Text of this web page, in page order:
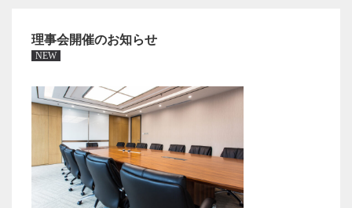
理事会開催のお知らせ
NEW